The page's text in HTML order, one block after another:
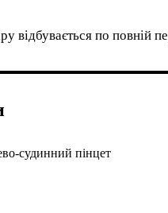
відбувається по повній
судинний пінцет